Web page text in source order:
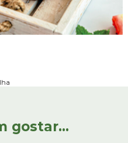
gostar...